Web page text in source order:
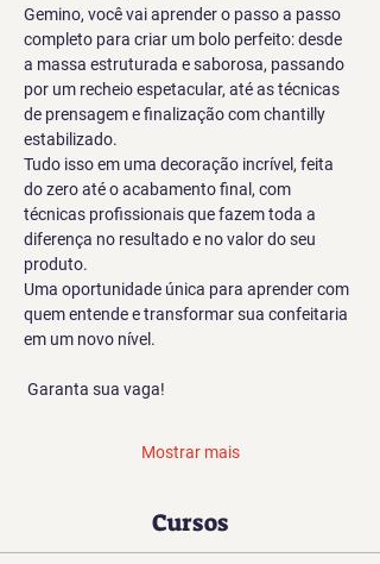
Gemino, você vai aprender o passo a passo
completo para criar um bolo perfeito: desde
a massa estruturada e saborosa, passando
por um recheio espetacular, até as técnicas
de prensagem e finalização com chantilly
estabilizado.
Tudo isso em uma decoração incrível, feita
do zero até o acabamento final, com
técnicas profissionais que fazem toda a
diferença no resultado e no valor do seu
produto.
Uma oportunidade única para aprender com
quem entende e transformar sua confeitaria
em um novo nível.
Garanta sua vaga!
Mostrar mais
Cursos